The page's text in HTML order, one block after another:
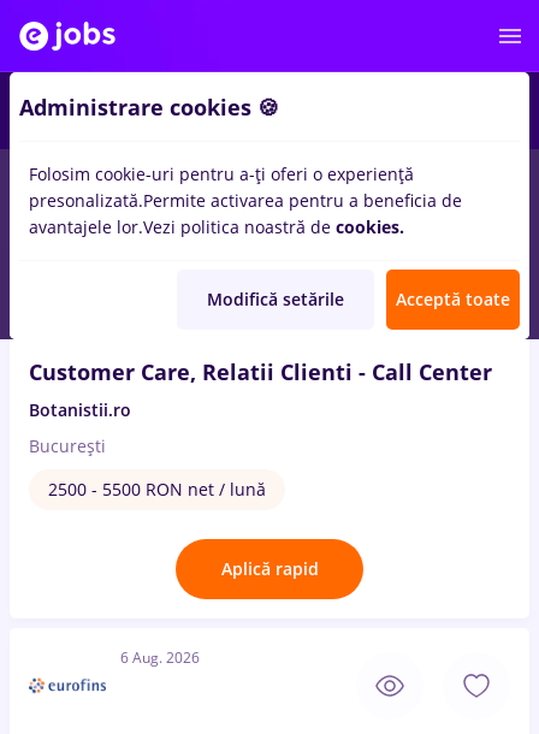
locuri de munca in BucurestipentruFara experienta
Chimica
Customer Care, Relatii Clienti - Call Center
Botanistii.ro
București
2500 - 5500 RON net / lună
Aplică rapid
6 Aug. 2026
Administrare cookies 🍪
Folosim cookie-uri pentru a-ți oferi o experiență
presonalizată.Permite activarea pentru a beneficia de
avantajele lor.Vezi politica noastră de cookies.
Modifică setările Acceptă toate